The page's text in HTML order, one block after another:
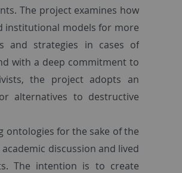
The project examines how
institutional models for more
and strategies in cases of
with a deep commitment to
the project adopts an
alternatives to destructive
ontologies for the sake of the
discussion and lived
The intention is to create